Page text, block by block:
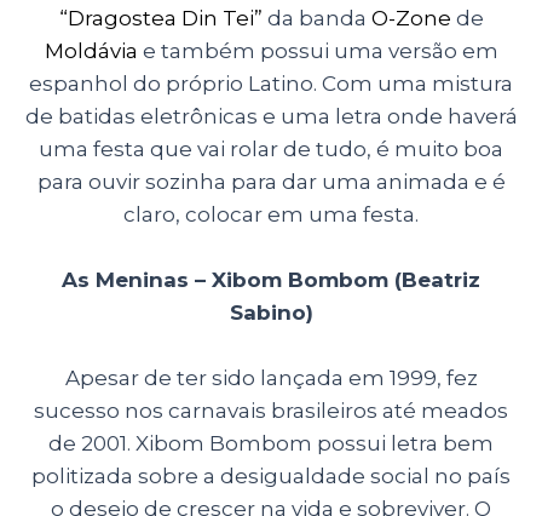
“Dragostea Din Tei” da banda O-Zone de
Moldávia e também possui uma versão em
espanhol do próprio Latino. Com uma mistura
de batidas eletrônicas e uma letra onde haverá
uma festa que vai rolar de tudo, é muito boa
para ouvir sozinha para dar uma animada e é
claro, colocar em uma festa.
As Meninas – Xibom Bombom (Beatriz
Sabino)
Apesar de ter sido lançada em 1999, fez
sucesso nos carnavais brasileiros até meados
de 2001. Xibom Bombom possui letra bem
politizada sobre a desigualdade social no país
o desejo de crescer na vida e sobreviver. O